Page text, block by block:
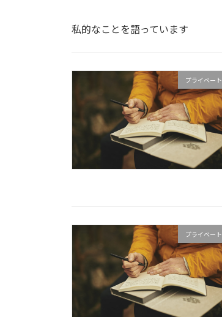
私的なことを語っています
プライベート
プライベート